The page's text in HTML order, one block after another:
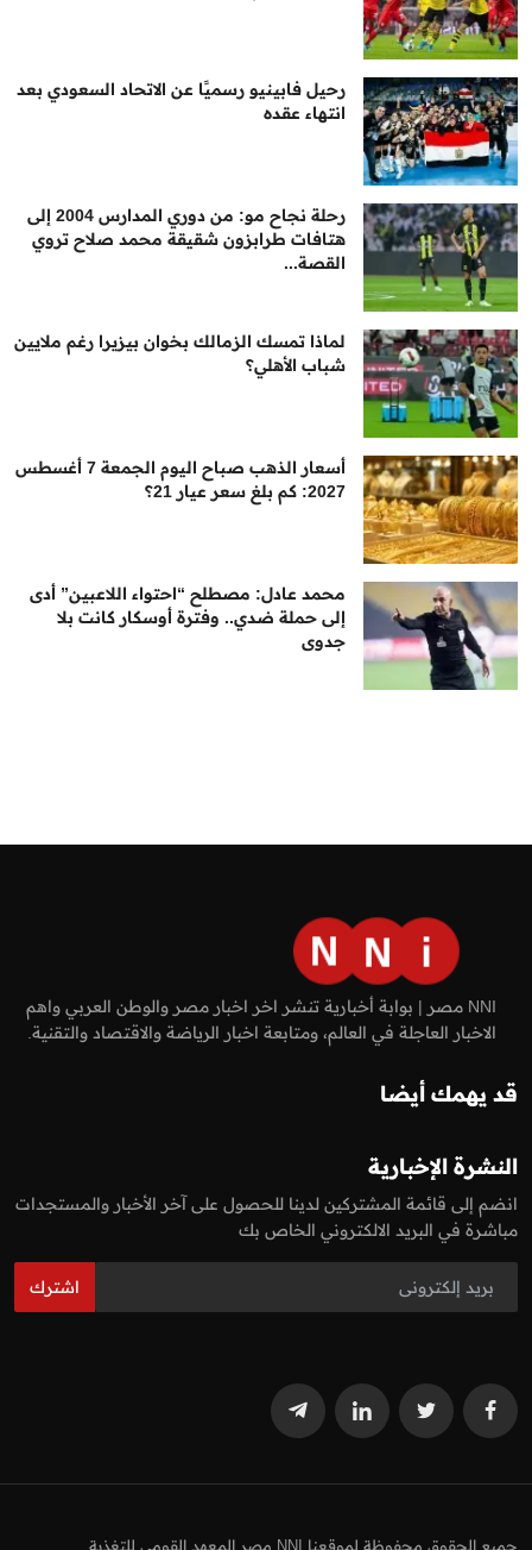
رحيل فابينيو رسميًا عن الاتحاد السعودي بعد
انتهاء عقده
رحلة نجاح مو: من دوري المدارس 2004 إلى
هتافات طرابزون شقيقة محمد صلاح تروي
القصة...
لماذا تمسك الزمالك بخوان بيزيرا رغم ملايين
شباب الأهلي؟
أسعار الذهب صباح اليوم الجمعة 7 أغسطس
2027: كم بلغ سعر عيار 21؟
محمد عادل: مصطلح “احتواء اللاعبين” أدى
إلى حملة ضدي.. وفترة أوسكار كانت بلا
جدوى
NNI مصر | بوابة أخبارية تنشر اخر اخبار مصر والوطن العربي واهم
الاخبار العاجلة في العالم، ومتابعة اخبار الرياضة والاقتصاد والتقنية.
قد يهمك أيضا
النشرة الإخبارية
انضم إلى قائمة المشتركين لدينا للحصول على آخر الأخبار والمستجدات
مباشرة في البريد الالكتروني الخاص بك
اشترك
جميع الحقوق محفوظة لموقعنا NNI مصر المعهد القومي للتغذية